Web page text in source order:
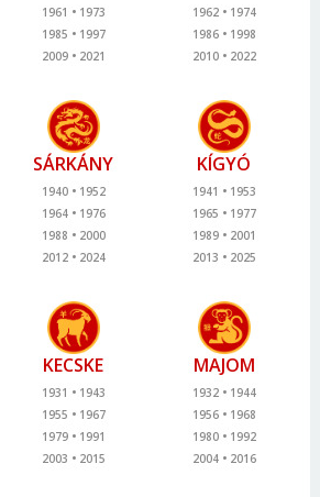
1961
1973
1985
1997
2009
2021
1962
1974
1986
1998
2010
2022
SÁRKÁNY
1940
1952
1964
1976
1988
2000
2012
2024
KÍGYÓ
1941
1953
1965
1977
1989
2001
2013
2025
KECSKE
1931
1943
1955
1967
1979
1991
2003
2015
MAJOM
1932
1944
1956
1968
1980
1992
2004
2016